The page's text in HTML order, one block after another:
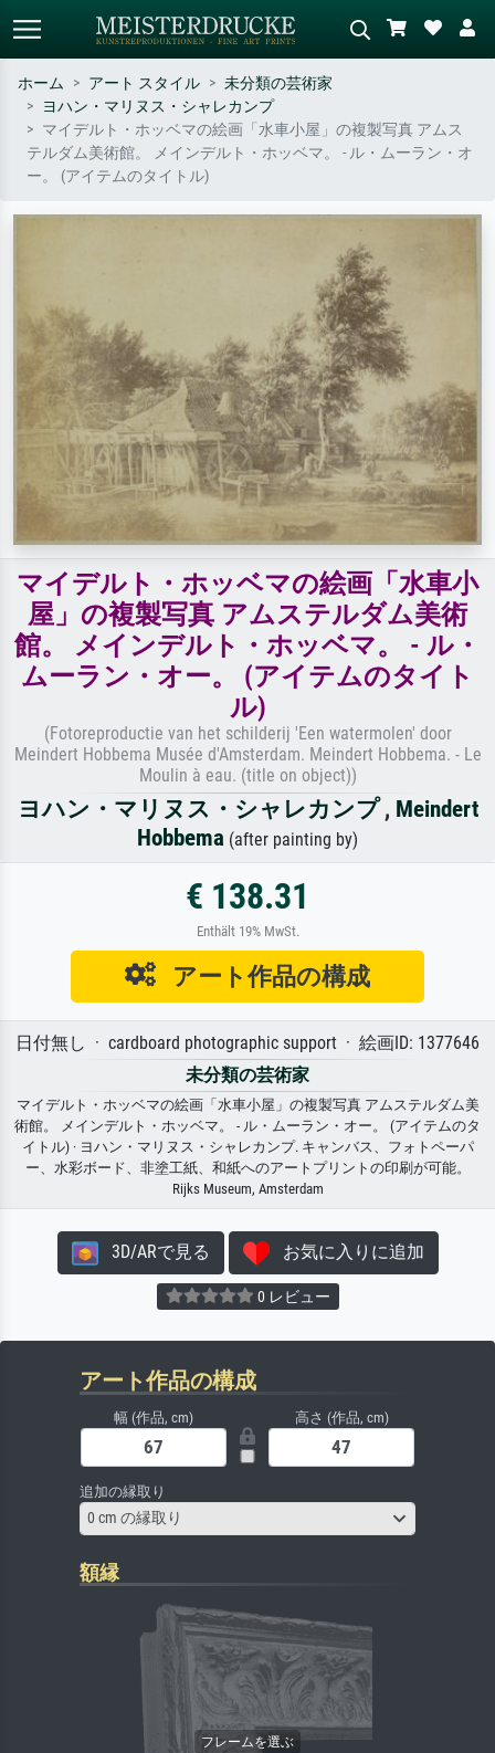
標準検索 AI画像検索
作家名・作品名・スタイルで検索
– 例：モネ、星月夜、印象派、北
シーンを説明してください – 例：
ド。
ホーム アート スタイル
未分類の芸術家
ヨハン・マリヌス・シャレカンプ
マイデルト・ホッベマの絵画「水車小屋」の複製写真 アムス
テルダム美術館。 メインデルト・ホッベマ。 - ル・ムーラン・オ
ー。 (アイテムのタイトル)
マイデルト・ホッベマの絵画「水車小
屋」の複製写真 アムステルダム美術
館。 メインデルト・ホッベマ。 - ル・
ムーラン・オー。 (アイテムのタイト
ル)
(Fotoreproductie van het schilderij 'Een watermolen' door
Meindert Hobbema Musée d'Amsterdam. Meindert Hobbema. - Le
Moulin à eau. (title on object))
ヨハン・マリヌス・シャレカンプ , Meindert
Hobbema (after painting by)
€ 138.31
Enthält 19% MwSt.
アート作品の構成
日付無し · cardboard photographic support · 絵画ID: 1377646
未分類の芸術家
マイデルト・ホッベマの絵画「水車小屋」の複製写真 アムステルダム美
術館。 メインデルト・ホッベマ。 - ル・ムーラン・オー。 (アイテムのタ
イトル) · ヨハン・マリヌス・シャレカンプ. キャンバス、フォトペーパ
ー、水彩ボード、非塗工紙、和紙へのアートプリントの印刷が可能。
Rijks Museum, Amsterdam
3D/ARで見る お気に入りに追加
0 レビュー
アート作品の構成
幅 (作品, cm) 高さ (作品, cm)
追加の縁取り
0 cm の縁取り
額縁